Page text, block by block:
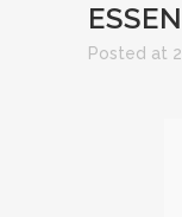
Posted at